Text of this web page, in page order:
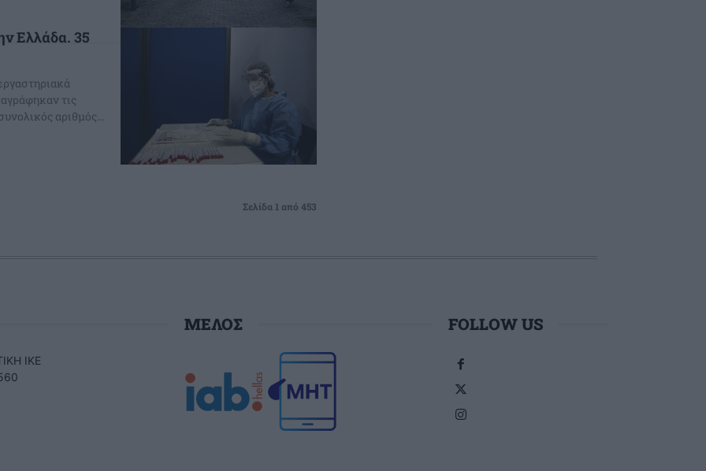
Ελλάδα. 35
τις
24 ώρες στην Ελλάδα ήταν 6.497. Ο συνολικός αριθμός...
Σελίδα 1 από 453
ΙΚΕ
ΜΕΛΟΣ FOLLOW US